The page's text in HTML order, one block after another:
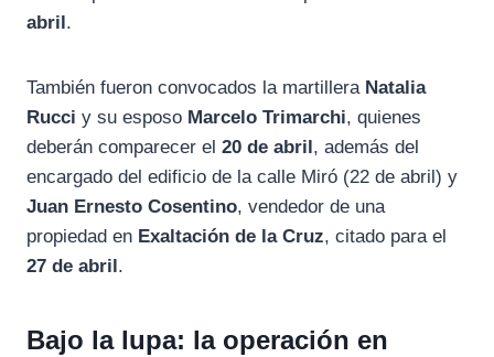
abril.
También fueron convocados la martillera Natalia
Rucci y su esposo Marcelo Trimarchi, quienes
deberán comparecer el 20 de abril, además del
encargado del edificio de la calle Miró (22 de abril) y
Juan Ernesto Cosentino, vendedor de una
propiedad en Exaltación de la Cruz, citado para el
27 de abril.
Bajo la lupa: la operación en